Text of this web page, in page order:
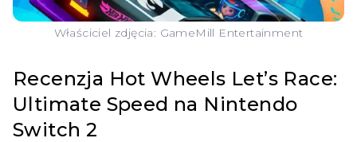
O NAS
ZALOGUJ
Właściciel zdjęcia: GameMill Entertainment
Recenzja Hot Wheels Let’s Race:
Ultimate Speed na Nintendo
Switch 2